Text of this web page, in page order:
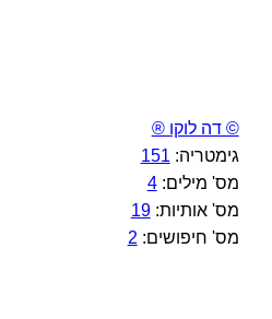
© דה לוקו ®
גימטריה: 151
מס' מילים:4
מס' אותיות:19
מס' חיפושים: 2